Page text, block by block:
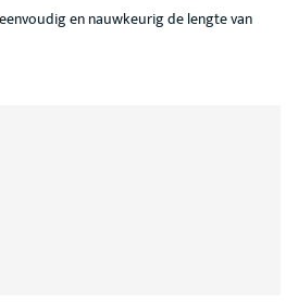
en nauwkeurig de lengte van